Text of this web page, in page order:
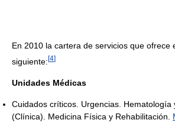
En 2010 la cartera de servicios que ofrece
siguiente: [4]
Unidades Médicas
Cuidados críticos. Urgencias. Hematología
(Clínica). Medicina Física y Rehabilitación.